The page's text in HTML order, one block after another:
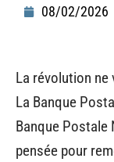
08/02/2026
La révolution ne
La Banque
Banque Postale
pensée pour